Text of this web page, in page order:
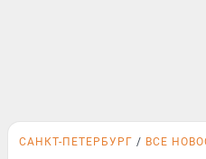
САНКТ-ПЕТЕРБУРГ ВСЕ